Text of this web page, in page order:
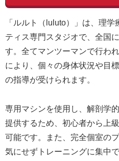
「ルルト（luluto）」は、理
ティス専門スタジオで、全国
す。全てマンツーマンで行わ
により、個々の身体状況や目
の指導が受けられます。
専用マシンを使用し、解剖学
提供するため、初心者から上
可能です。また、完全個室の
気にせずトレーニングに集中